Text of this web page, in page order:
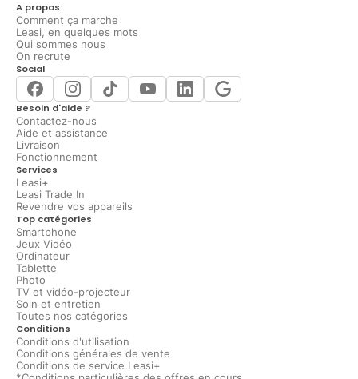
A propos
Comment ça marche
Leasi, en quelques mots
Qui sommes nous
On recrute
Social
Besoin d'aide ?
Contactez-nous
Aide et assistance
Livraison
Fonctionnement
Services
Leasi+
Leasi Trade In
Revendre vos appareils
Top catégories
Smartphone
Jeux Vidéo
Ordinateur
Tablette
Photo
TV et vidéo-projecteur
Soin et entretien
Toutes nos catégories
Conditions
Conditions d'utilisation
Conditions générales de vente
Conditions de service Leasi+